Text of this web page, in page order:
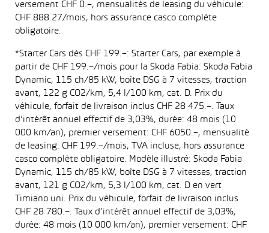
versement CHF 0.–, mensualités de leasing du véhicule:
CHF 888.27/mois, hors assurance casco complète
obligatoire.
*Starter Cars dès CHF 199.–: Starter Cars, par exemple à
partir de CHF 199.–/mois pour la Skoda Fabia: Skoda Fabia
Dynamic, 115 ch/85 kW, boîte DSG à 7 vitesses, traction
avant, 122 g CO2/km, 5,4 l/100 km, cat. D. Prix du
véhicule, forfait de livraison inclus CHF 28 475.–. Taux
d’intérêt annuel effectif de 3,03%, durée: 48 mois (10
000 km/an), premier versement: CHF 6050.–, mensualité
de leasing: CHF 199.–/mois, TVA incluse, hors assurance
casco complète obligatoire. Modèle illustré: Skoda Fabia
Dynamic, 115 ch/85 kW, boîte DSG à 7 vitesses, traction
avant, 121 g CO2/km, 5,3 l/100 km, cat. D en vert
Timiano uni. Prix du véhicule, forfait de livraison inclus
CHF 28 780.–. Taux d’intérêt annuel effectif de 3,03%,
durée: 48 mois (10 000 km/an), premier versement: CHF